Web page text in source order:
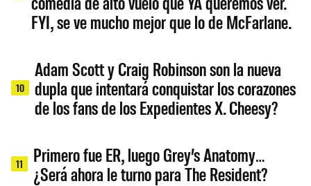
FYI, se ve mucho mejor que lo de McFarlane.
10
Adam Scott y Craig Robinson son la nueva
dupla que intentará conquistar los corazones
de los fans de los Expedientes X. Cheesy?
11
Primero fue ER, luego Grey’s Anatomy…
¿Será ahora le turno para The Resident?